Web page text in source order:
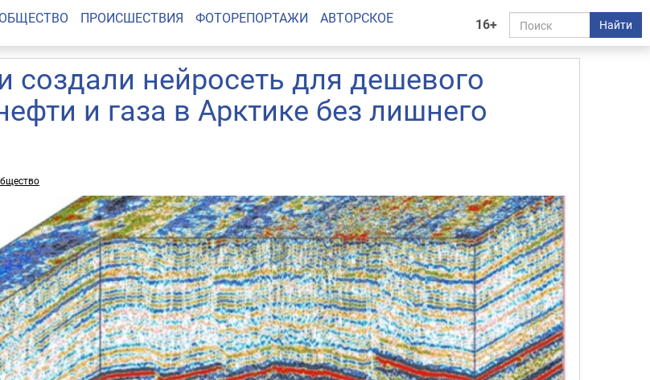
16+ Найти
ОБЩЕСТВО ПРОИСШЕСТВИЯ ФОТОРЕПОРТАЖИ АВТОРСКОЕ
создали нейросеть для дешевого
и газа в Арктике без лишнего